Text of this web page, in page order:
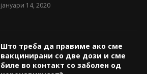
јануари 14, 2020
Што треба да правиме ако сме
вакцинирани со две дози и сме
биле во контакт со заболен од